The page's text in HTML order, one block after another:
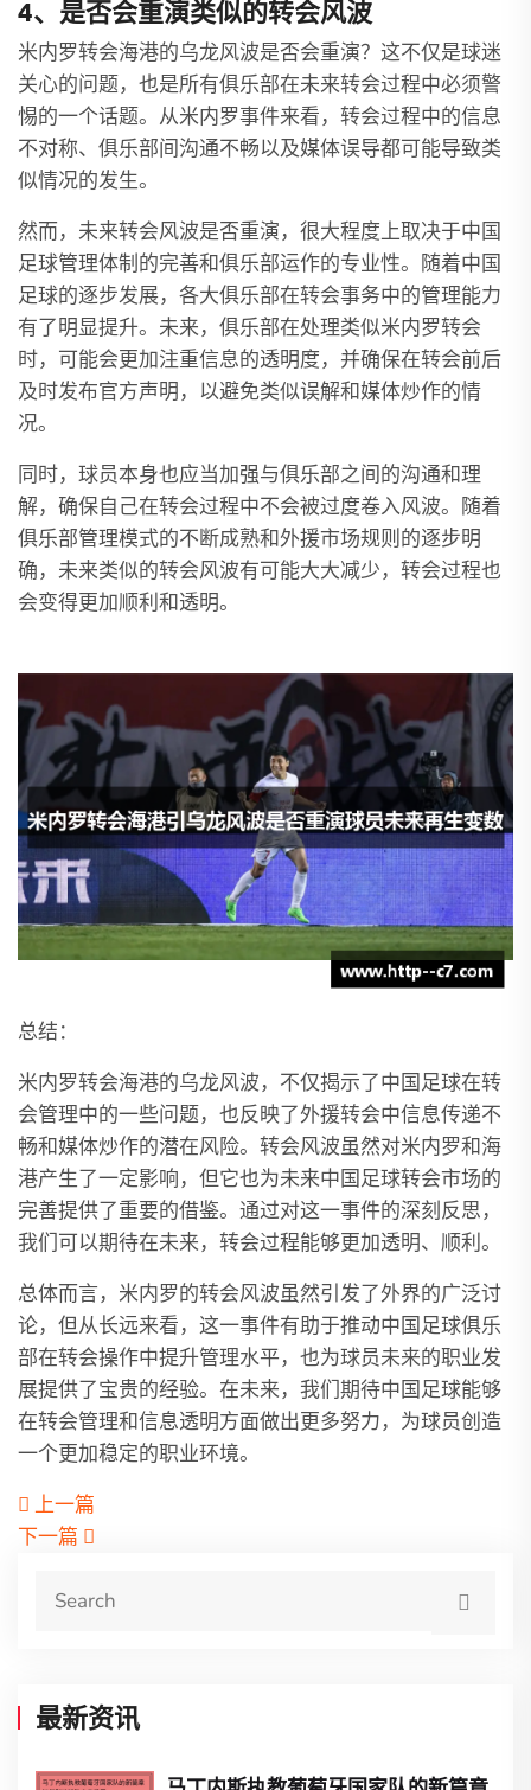
4、是否会重演类似的转会风波
米内罗转会海港的乌龙风波是否会重演？这不仅是球迷
关心的问题，也是所有俱乐部在未来转会过程中必须警
惕的一个话题。从米内罗事件来看，转会过程中的信息
不对称、俱乐部间沟通不畅以及媒体误导都可能导致类
似情况的发生。
然而，未来转会风波是否重演，很大程度上取决于中国
足球管理体制的完善和俱乐部运作的专业性。随着中国
足球的逐步发展，各大俱乐部在转会事务中的管理能力
有了明显提升。未来，俱乐部在处理类似米内罗转会
时，可能会更加注重信息的透明度，并确保在转会前后
及时发布官方声明，以避免类似误解和媒体炒作的情
况。
同时，球员本身也应当加强与俱乐部之间的沟通和理
解，确保自己在转会过程中不会被过度卷入风波。随着
俱乐部管理模式的不断成熟和外援市场规则的逐步明
确，未来类似的转会风波有可能大大减少，转会过程也
会变得更加顺利和透明。
总结：
米内罗转会海港的乌龙风波，不仅揭示了中国足球在转
会管理中的一些问题，也反映了外援转会中信息传递不
畅和媒体炒作的潜在风险。转会风波虽然对米内罗和海
港产生了一定影响，但它也为未来中国足球转会市场的
完善提供了重要的借鉴。通过对这一事件的深刻反思，
我们可以期待在未来，转会过程能够更加透明、顺利。
总体而言，米内罗的转会风波虽然引发了外界的广泛讨
论，但从长远来看，这一事件有助于推动中国足球俱乐
部在转会操作中提升管理水平，也为球员未来的职业发
展提供了宝贵的经验。在未来，我们期待中国足球能够
在转会管理和信息透明方面做出更多努力，为球员创造
一个更加稳定的职业环境。
上一篇
下一篇
最新资讯